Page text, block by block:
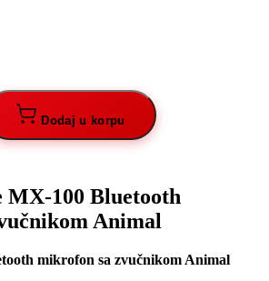
Dodaj u korpu
100 Bluetooth
Animal
mikrofon sa zvučnikom Animal